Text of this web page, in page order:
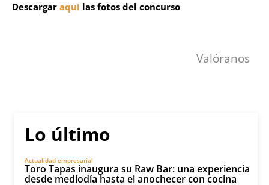
Descargar aquí las fotos del concurso
Valóranos
Lo último
Actualidad empresarial
Toro Tapas inaugura su Raw Bar: una experiencia
desde mediodía hasta el anochecer con cocina